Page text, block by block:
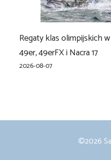
Regaty klas olimpijskich
49er, 49erFX i Nacra 17
2026-08-07
©2026